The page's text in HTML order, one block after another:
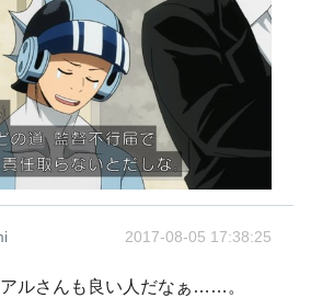
2017-08-05 17:38:25
ルさんも良い人だなぁ……。